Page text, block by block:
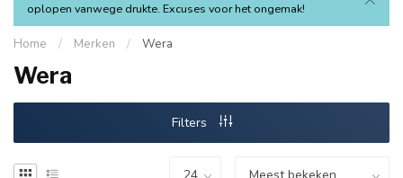
oplopen vanwege drukte. Excuses voor het ongemak!
Home / Merken / Wera
Wera
Filters